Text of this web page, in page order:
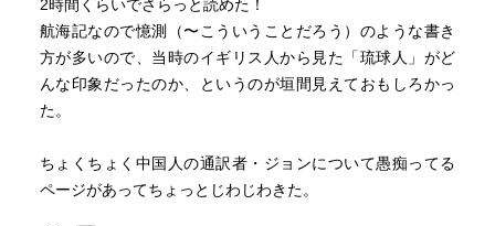
2時間くらいでさらっと読めた！
航海記なので憶測（〜こういうことだろう）のような書き
方が多いので、当時のイギリス人から見た「琉球人」がど
んな印象だったのか、というのが垣間見えておもしろかっ
た。
ちょくちょく中国人の通訳者・ジョンについて愚痴ってる
ページがあってちょっとじわじわきた。